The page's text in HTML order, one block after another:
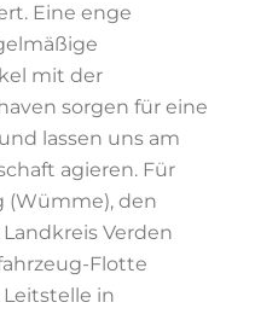
Eine enge
mit der
sorgen für eine
lassen uns am
agieren. Für
(Wümme), den
Verden
Flotte
in